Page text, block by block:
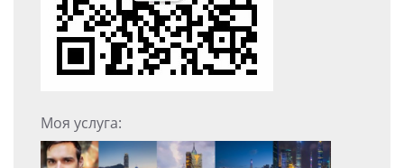
Моя услуга: